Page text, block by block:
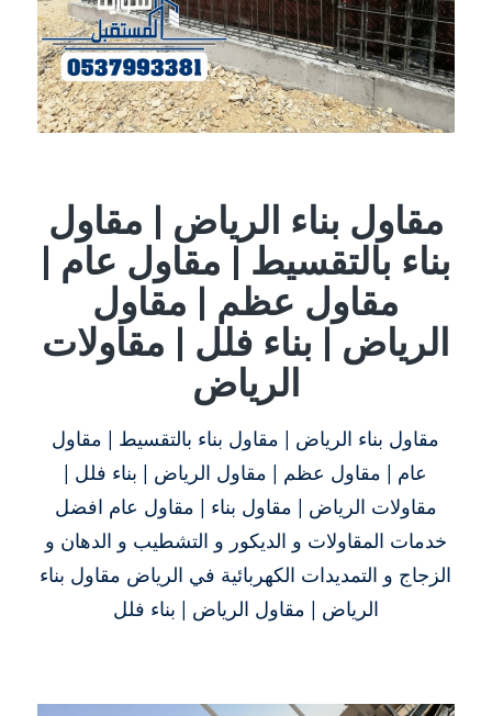
مقاول بناء الرياض | مقاول
بناء بالتقسيط | مقاول عام |
مقاول عظم | مقاول
الرياض | بناء فلل | مقاولات
الرياض
مقاول بناء الرياض | مقاول بناء بالتقسيط | مقاول
عام | مقاول عظم | مقاول الرياض | بناء فلل |
مقاولات الرياض | مقاول بناء | مقاول عام افضل
خدمات المقاولات و الديكور و التشطيب و الدهان و
الزجاج و التمديدات الكهربائية في الرياض مقاول بناء
الرياض | مقاول الرياض | بناء فلل